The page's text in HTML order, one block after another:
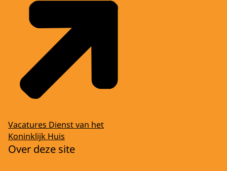
Vacatures Dienst van het
Koninklijk Huis
Over deze site